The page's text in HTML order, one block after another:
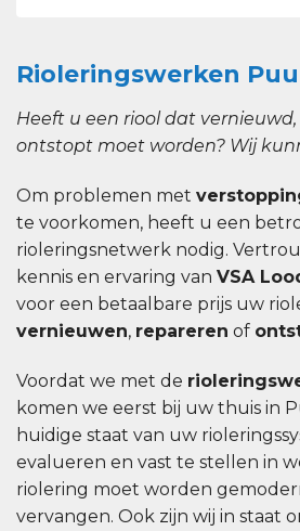
Rioleringswerken
Heeft u een riool dat
ontstopt moet worden? Wij
Om problemen met
te voorkomen, heeft u een
rioleringsnetwerk nodig.
kennis en ervaring van VSA
voor een betaalbare prijs uw
vernieuwen, repareren of
Voordat we met de
komen we eerst bij uw thuis in
huidige staat van uw
evalueren en vast te stellen in
riolering moet worden
vervangen. Ook zijn wij in staat